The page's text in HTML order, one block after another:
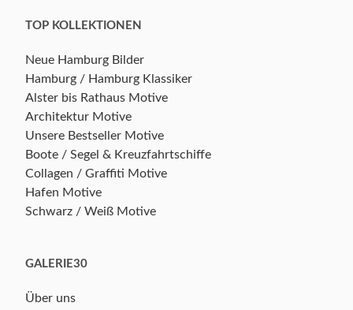
TOP KOLLEKTIONEN
Neue Hamburg Bilder
Hamburg / Hamburg Klassiker
Alster bis Rathaus Motive
Architektur Motive
Unsere Bestseller Motive
Boote / Segel & Kreuzfahrtschiffe
Collagen / Graffiti Motive
Hafen Motive
Schwarz / Weiß Motive
GALERIE30
Über uns